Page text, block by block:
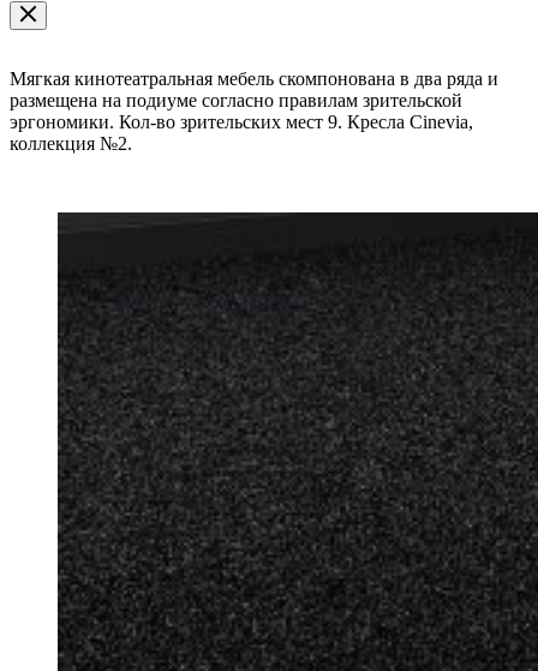
Мягкая кинотеатральная мебель скомпонована в два ряда и
размещена на подиуме согласно правилам зрительской
эргономики. Кол-во зрительских мест 9. Кресла Cinevia,
коллекция №2.